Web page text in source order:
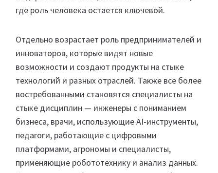
где роль человека остается ключевой.
Отдельно возрастает роль предпринимателей и
инноваторов, которые видят новые
возможности и создают продукты на стыке
технологий и разных отраслей. Также все более
востребованными становятся специалисты на
стыке дисциплин — инженеры с пониманием
бизнеса, врачи, использующие AI-инструменты,
педагоги, работающие с цифровыми
платформами, агрономы и специалисты,
применяющие робототехнику и анализ данных.